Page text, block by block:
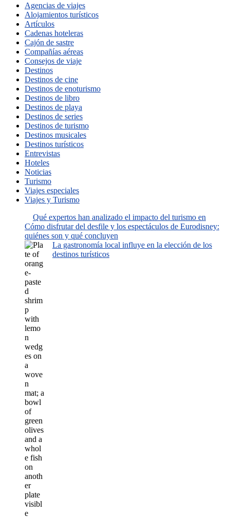
Agencias de viajes
Alojamientos turísticos
Artículos
Cadenas hoteleras
Cajón de sastre
Compañías aéreas
Consejos de viaje
Destinos
Destinos de cine
Destinos de enoturismo
Destinos de libro
Destinos de playa
Destinos de series
Destinos de turismo
Destinos musicales
Destinos turísticos
Entrevistas
Hoteles
Noticias
Turismo
Viajes especiales
Viajes y Turismo
Qué expertos han analizado el impacto del turismo en
Cómo disfrutar del desfile y los espectáculos de Eurodisney:
quiénes son y qué concluyen
La gastronomía local influye en la elección de los
destinos turísticos